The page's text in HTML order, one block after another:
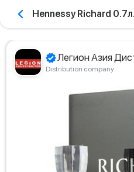
Hennessy Richard 0.7л.
Легион Азия
Distribution company